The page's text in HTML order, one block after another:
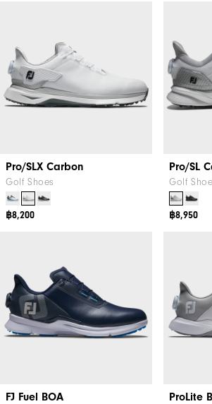
Pro/SLX Carbon
Golf Shoes
฿8,200
Pro/SL
Golf
฿8,950
FJ Fuel BOA ProLite